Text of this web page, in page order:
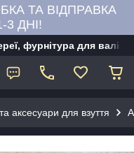
ТА ВІДПРАВКА
ДНІ!
фурнітура для
аксесуари для взуття